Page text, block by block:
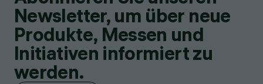
Newsletter, um über neue
Produkte, Messen und
Initiativen informiert zu
werden.